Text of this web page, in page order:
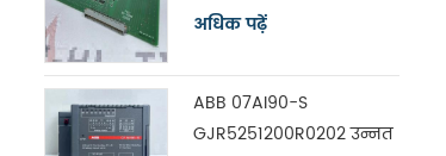
दिया
अधिक पढ़ें
ABB 07AI90-S
GJR5251200R0202 उन्नत